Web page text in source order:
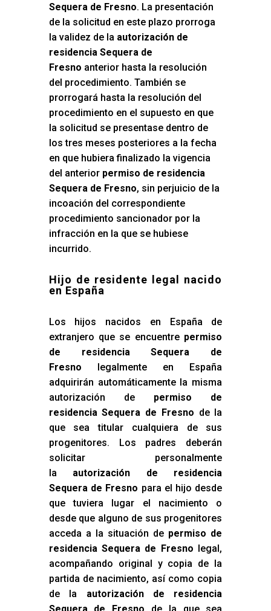
Sequera de Fresno. La presentación
de la solicitud en este plazo prorroga
la validez de la autorización de
residencia Sequera de
Fresno anterior hasta la resolución
del procedimiento. También se
prorrogará hasta la resolución del
procedimiento en el supuesto en que
la solicitud se presentase dentro de
los tres meses posteriores a la fecha
en que hubiera finalizado la vigencia
del anterior permiso de residencia
Sequera de Fresno, sin perjuicio de la
incoación del correspondiente
procedimiento sancionador por la
infracción en la que se hubiese
incurrido.
Hijo de residente legal nacido
en España
Los hijos nacidos en España de
extranjero que se encuentre permiso
de residencia Sequera de
Fresno legalmente en España
adquirirán automáticamente la misma
autorización de permiso de
residencia Sequera de Fresno de la
que sea titular cualquiera de sus
progenitores. Los padres deberán
solicitar personalmente
la autorización de residencia
Sequera de Fresno para el hijo desde
que tuviera lugar el nacimiento o
desde que alguno de sus progenitores
acceda a la situación de permiso de
residencia Sequera de Fresno legal,
acompañando original y copia de la
partida de nacimiento, así como copia
de la autorización de residencia